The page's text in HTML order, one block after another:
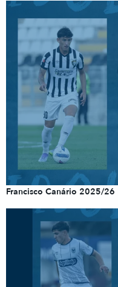
Francisco Canário 2025/26